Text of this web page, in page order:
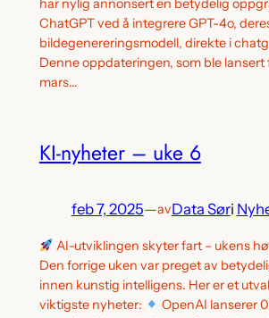
har nylig annonsert en betydelig
ChatGPT ved å integrere GPT-4o,
bildegenereringsmodell, direkte i
Denne oppdateringen, som ble lansert
mars…
KI-nyheter – uke 6
feb 7, 2025—avData Søri
AI-utviklingen skyter fart – ukens
Den forrige uken var preget av
innen kunstig intelligens. Her er et
viktigste nyheter:
OpenAI lanserer